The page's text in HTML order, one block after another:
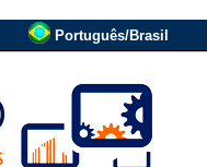
Português/Brasil